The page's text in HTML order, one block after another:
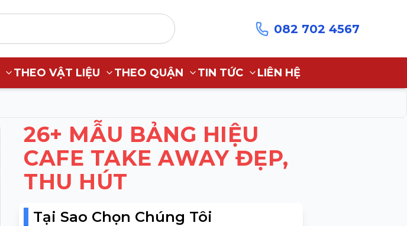
082 702 4567
THEO VẬT LIỆU THEO QUẬN TIN TỨC LIÊN HỆ
26+ MẪU BẢNG HIỆU
CAFE TAKE AWAY ĐẸP,
THU HÚT
Tại Sao Chọn Chúng Tôi